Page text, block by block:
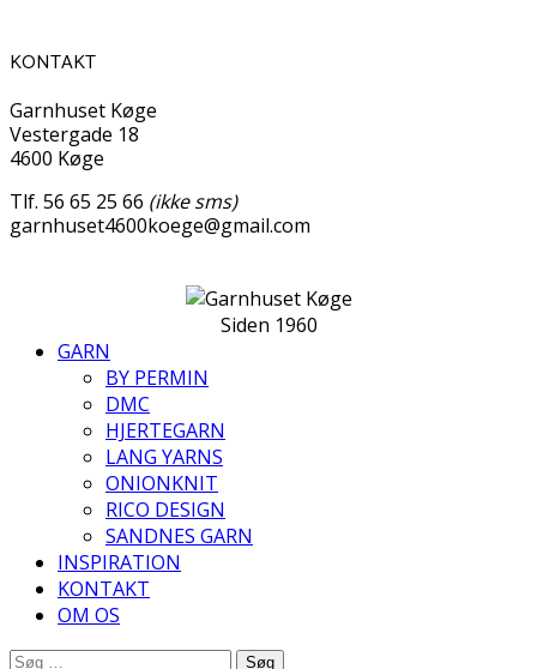
KONTAKT
Garnhuset Køge
Vestergade 18
4600 Køge
Tlf. 56 65 25 66 (ikke sms)
garnhuset4600koege@gmail.com
Siden 1960
GARN
BY PERMIN
DMC
HJERTEGARN
LANG YARNS
ONIONKNIT
RICO DESIGN
SANDNES GARN
INSPIRATION
KONTAKT
OM OS
Søg